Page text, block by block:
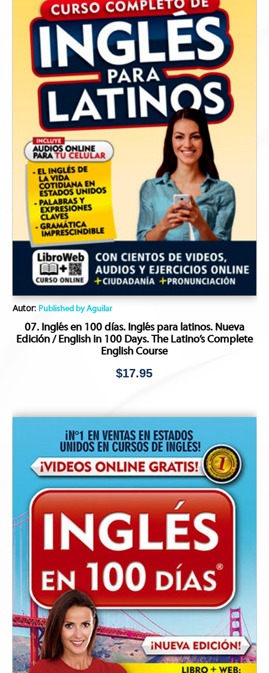
Autor: Published by Aguilar
07. Inglés en 100 días. Inglés para latinos. Nueva
Edición / English in 100 Days. The Latino’s Complete
English Course
$17.95